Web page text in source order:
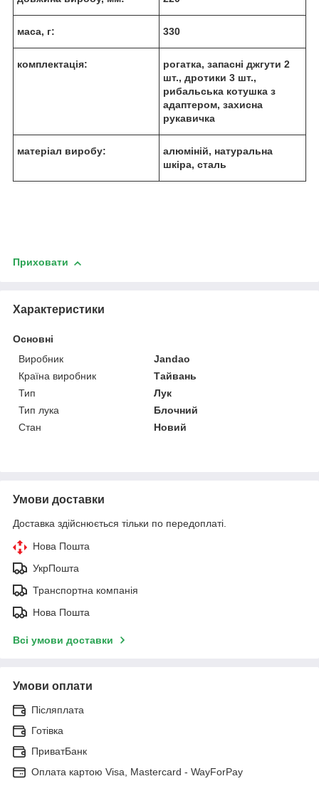
маса, г: 330
комплектація:
рогатка, запасні джгути 2
шт., дротики 3 шт.,
рибальська котушка з
адаптером, захисна
рукавичка
матеріал виробу:
алюміній, натуральна
шкіра, сталь
Приховати
Характеристики
Основні
Виробник
Jandao
Країна виробник
Тайвань
Тип
Лук
Тип лука
Блочний
Стан
Новий
Умови доставки
Доставка здійснюється тільки по передоплаті.
Нова Пошта
УкрПошта
Транспортна компанія
Нова Пошта
Всі умови доставки
Умови оплати
Післяплата
Готівка
ПриватБанк
Оплата картою Visa, Mastercard - WayForPay